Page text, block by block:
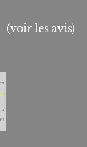
(voir les avis)